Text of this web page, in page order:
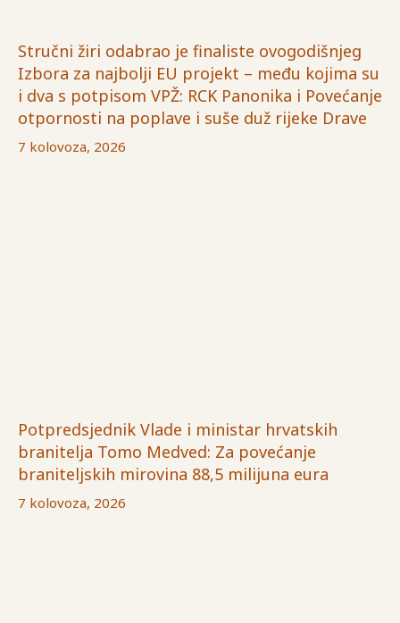
Stručni žiri odabrao je finaliste ovogodišnjeg
Izbora za najbolji EU projekt – među kojima su
i dva s potpisom VPŽ: RCK Panonika i Povećanje
otpornosti na poplave i suše duž rijeke Drave
7 kolovoza, 2026
Potpredsjednik Vlade i ministar hrvatskih
branitelja Tomo Medved: Za povećanje
braniteljskih mirovina 88,5 milijuna eura
7 kolovoza, 2026